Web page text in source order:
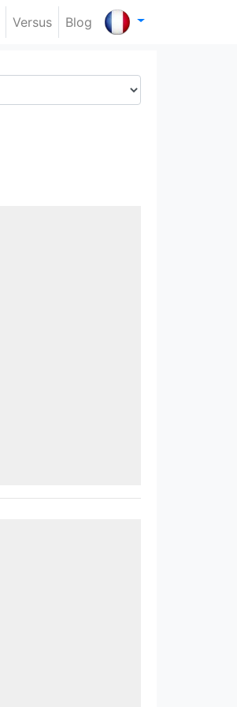
Versus Blog